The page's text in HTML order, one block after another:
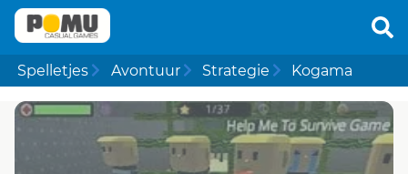
Spelletjes Avontuur Strategie Kogama